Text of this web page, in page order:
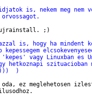
is, nekem meg nem
ujrainstall. ;)
is, hogy ha mindent
kepessegem
vagy Linuxban es
hetkoznapi szituacioban
)
ez meglehetosen